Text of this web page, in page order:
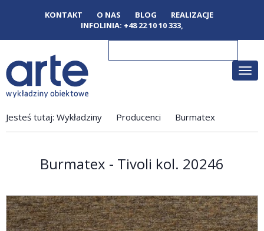
KONTAKT O NAS BLOG
REALIZACJE
INFOLINIA: +48 22 10 10 333,
Jesteś tutaj: Wykładziny Producenci Burmatex
Burmatex - Tivoli kol. 20246